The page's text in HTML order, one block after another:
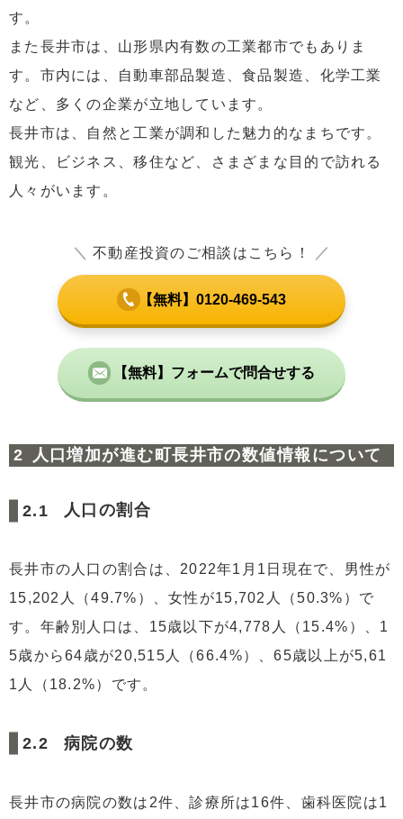
す。
また長井市は、山形県内有数の工業都市でもありま
す。市内には、自動車部品製造、食品製造、化学工業
など、多くの企業が立地しています。
長井市は、自然と工業が調和した魅力的なまちです。
観光、ビジネス、移住など、さまざまな目的で訪れる
人々がいます。
＼ 不動産投資のご相談はこちら！ ／
【無料】0120-469-543
【無料】フォームで問合せする
人口増加が進む町長井市の数値情報について
人口の割合
長井市の人口の割合は、2022年1月1日現在で、男性が
15,202人（49.7%）、女性が15,702人（50.3%）で
す。年齢別人口は、15歳以下が4,778人（15.4%）、1
5歳から64歳が20,515人（66.4%）、65歳以上が5,61
1人（18.2%）です。
病院の数
長井市の病院の数は2件、診療所は16件、歯科医院は1